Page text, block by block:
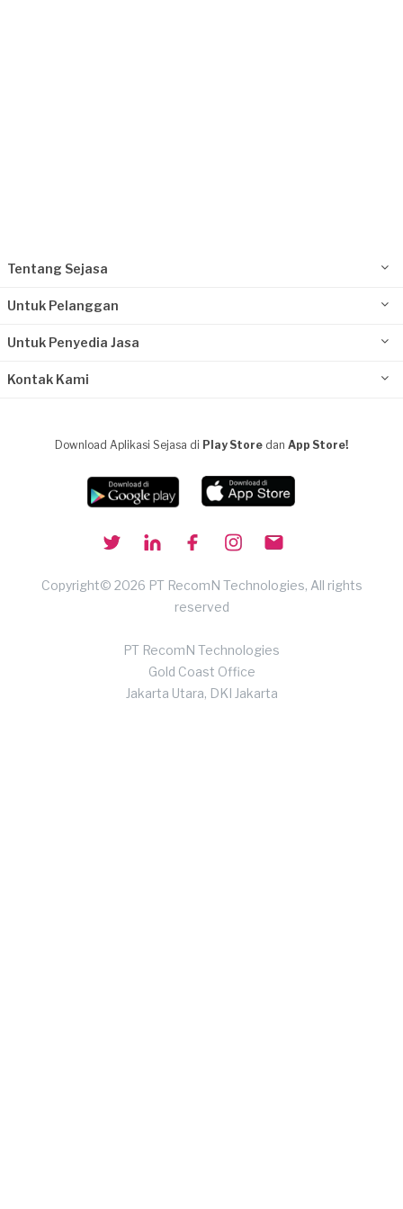
Tentang Sejasa
Untuk Pelanggan
Untuk Penyedia Jasa
Kontak Kami
Download Aplikasi Sejasa di Play Store dan App Store!
Copyright© 2026 PT RecomN Technologies, All rights
reserved
PT RecomN Technologies
Gold Coast Office
Jakarta Utara, DKI Jakarta